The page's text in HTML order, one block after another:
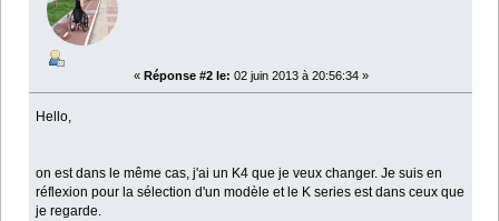
« Réponse #2 le: 02 juin 2013 à 20:56:34 »
Hello,
on est dans le même cas, j'ai un K4 que je veux changer. Je suis en
réflexion pour la sélection d'un modèle et le K series est dans ceux que
je regarde.